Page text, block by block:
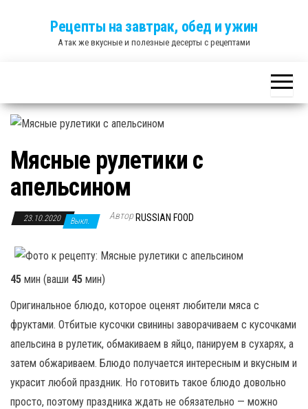
Рецепты на завтрак, обед и ужин
А так же вкусные и полезные десерты с рецептами
Мясные рулетики с
апельсином
23.10.2020 Выкл. Автор RUSSIAN FOOD
45 мин (ваши 45 мин)
Оригинальное блюдо, которое оценят любители мяса с
фруктами. Отбитые кусочки свинины заворачиваем с кусочками
апельсина в рулетик, обмакиваем в яйцо, панируем в сухарях, а
затем обжариваем. Блюдо получается интересным и вкусным и
украсит любой праздник. Но готовить такое блюдо довольно
просто, поэтому праздника ждать не обязательно — можно